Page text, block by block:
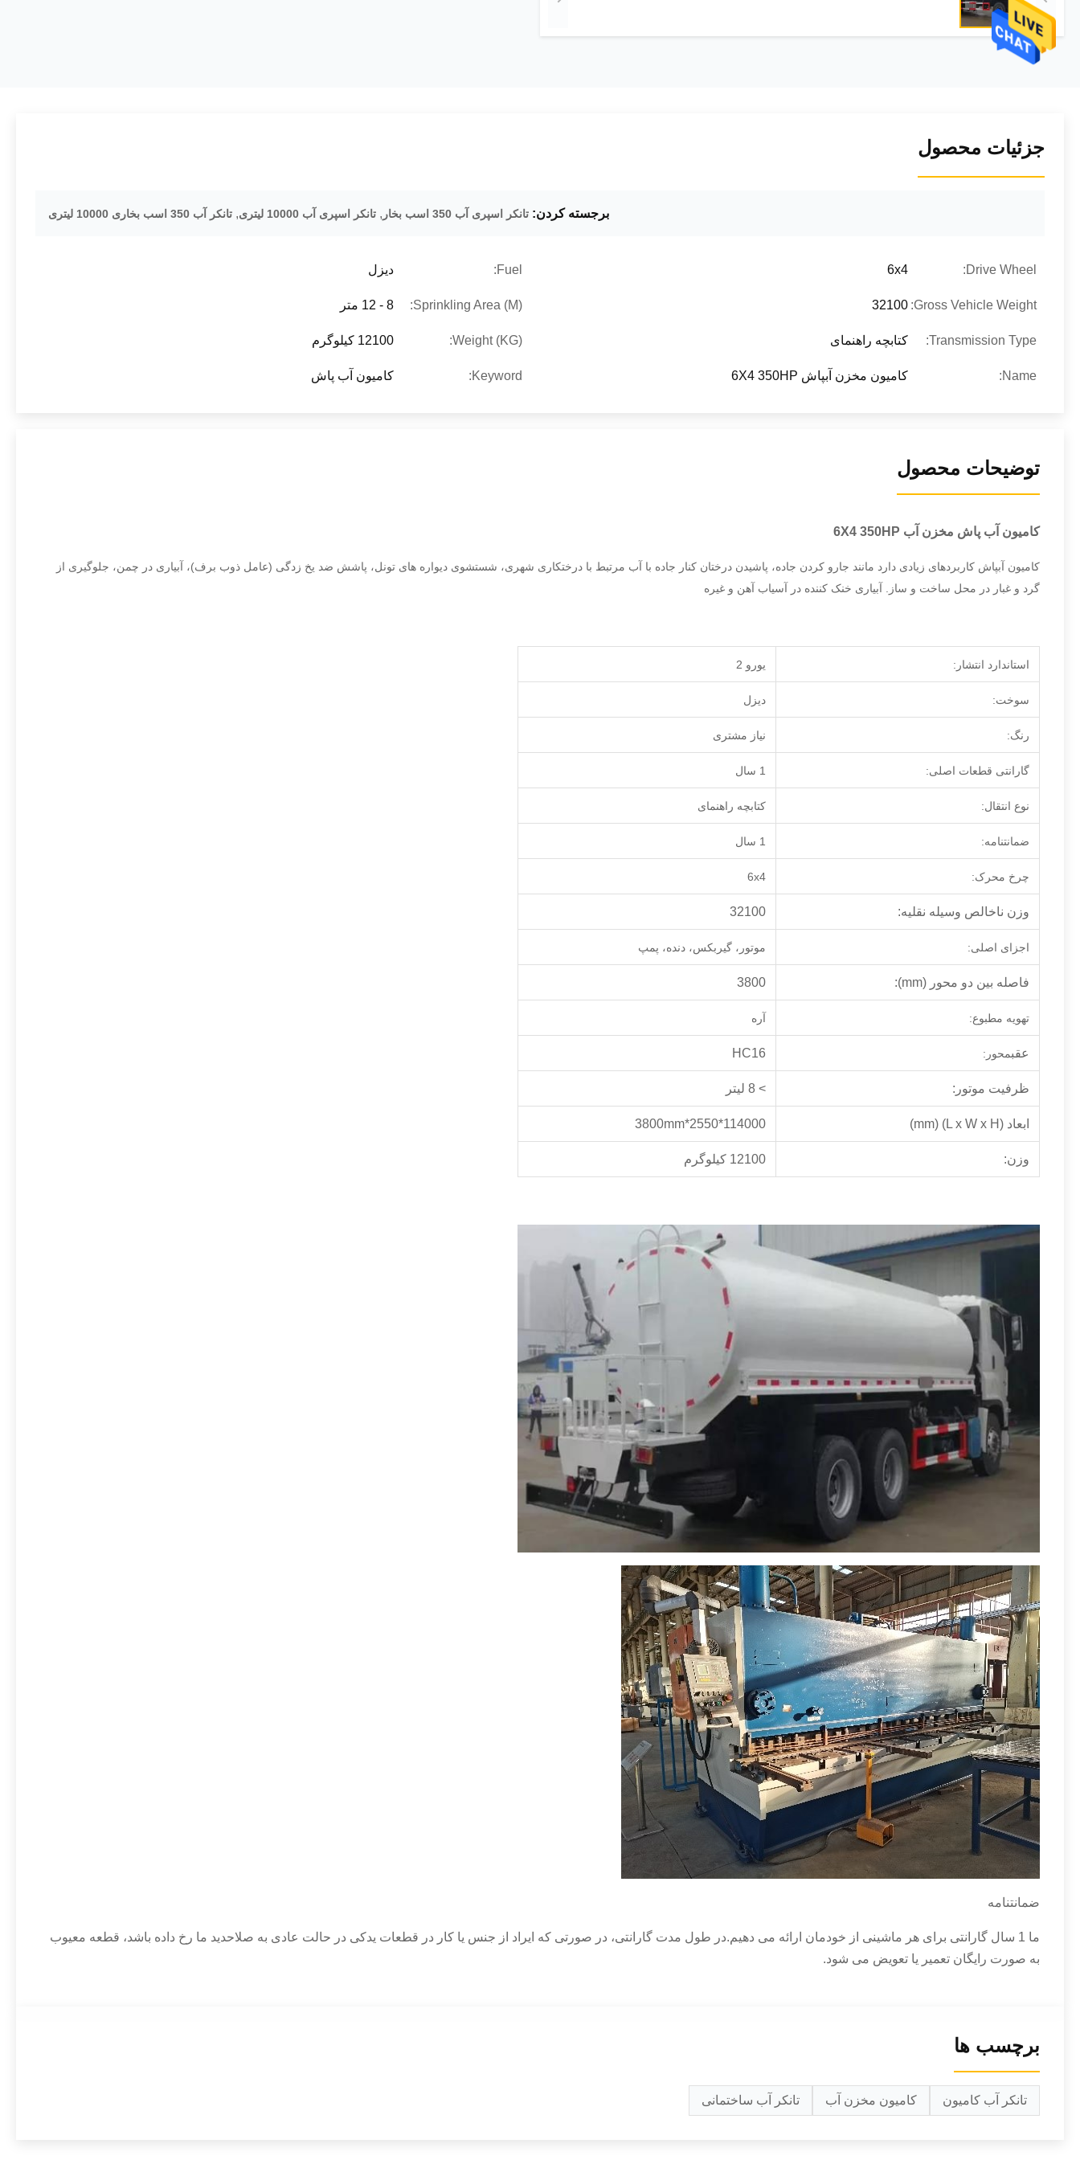
جزئیات محصول
برجسته کردن: تانکر اسپری آب 350 اسب بخار , تانکر اسپری آب 10000 لیتری , تانکر آب 350 اسب بخاری 10000 لیتری
Drive Wheel:
6x4
Fuel: دیزل
Gross Vehicle Weight:
32100
Sprinkling Area (M): 8 - 12 متر
Transmission Type: کتابچه راهنمای Weight (KG): 12100 کیلوگرم
Name: کامیون مخزن آبپاش 6X4 350HP Keyword: کامیون آب پاش
توضیحات محصول
کامیون آب پاش مخزن آب 6X4 350HP
کامیون آبپاش کاربردهای زیادی دارد مانند جارو کردن جاده، پاشیدن درختان کنار جاده با آب مرتبط با درختکاری شهری، شستشوی دیواره های تونل، پاشش ضد یخ زدگی (عامل ذوب برف)، آبیاری در چمن، جلوگیری از
گرد و غبار در محل ساخت و ساز. آبیاری خنک کننده در آسیاب آهن و غیره
استاندارد انتشار: یورو 2
سوخت: دیزل
رنگ: نیاز مشتری
گارانتی قطعات اصلی: 1 سال
نوع انتقال: کتابچه راهنمای
ضمانتنامه: 1 سال
چرخ محرک: 6x4
وزن ناخالص وسیله نقلیه: 32100
اجزای اصلی: موتور، گیربکس، دنده، پمپ
فاصله بین دو محور (mm): 3800
تهویه مطبوع: آره
عقبمحور: HC16
ظرفیت موتور: > 8 لیتر
ابعاد (L x W x H) (mm) 114000*2550*3800mm
وزن: 12100 کیلوگرم
ضمانتنامه
ما 1 سال گارانتی برای هر ماشینی از خودمان ارائه می دهیم.در طول مدت گارانتی، در صورتی که ایراد از جنس یا کار در قطعات یدکی در حالت عادی به صلاحدید ما رخ داده باشد، قطعه معیوب
به صورت رایگان تعمیر یا تعویض می شود.
برچسب ها
تانکر آب کامیون کامیون مخزن آب تانکر آب ساختمانی